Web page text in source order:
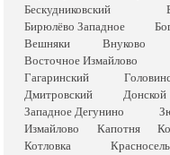
Бескудниковский
Бирюлёво Западное
Вешняки
Внуково
Восточное Измайлово
Гагаринский
Дмитровский
Донской
Западное Дегунино
Измайлово
Капотня
Котловка